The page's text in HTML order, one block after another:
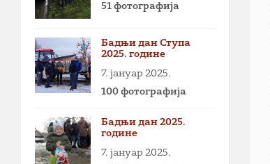
51 фотографија
Бадњи дан Ступа
2025. године
7. јануар 2025.
100 фотографија
Бадњи дан 2025.
године
7. јануар 2025.